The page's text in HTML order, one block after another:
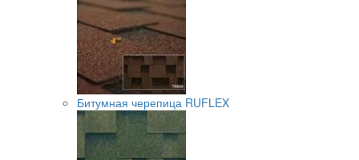
Битумная черепица RUFLEX